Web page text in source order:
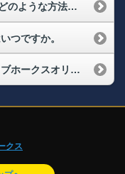
クラブホークスの年会費の支払方法はどのような方法がありますか？
つですか。
2026年のクラブホークスデーに「クラブホークスオリジナルユニフォーム2026」着用をして来場したら何か特典はありますか。